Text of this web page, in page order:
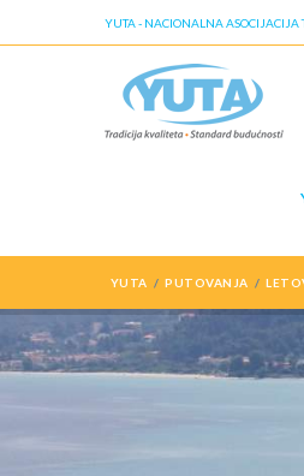
YUTA - NACIONALNA
YUTA PUTOVANJA